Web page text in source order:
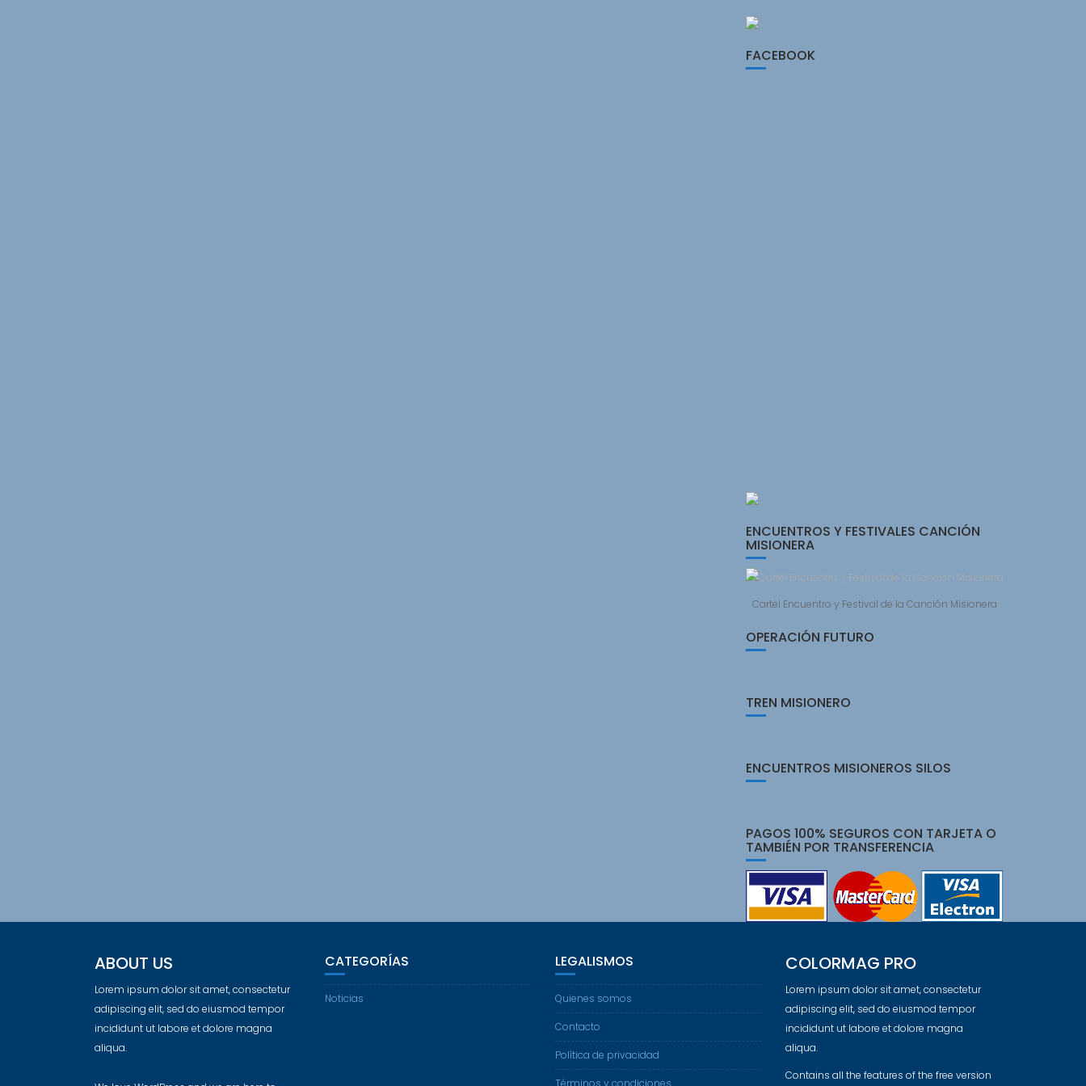
FACEBOOK
ENCUENTROS Y FESTIVALES CANCIÓN
MISIONERA
Cartel Encuentro y Festival de la Canción Misionera
OPERACIÓN FUTURO
TREN MISIONERO
ENCUENTROS MISIONEROS SILOS
PAGOS 100% SEGUROS CON TARJETA O
TAMBIÉN POR TRANSFERENCIA
ABOUT US
Lorem ipsum dolor sit amet, consectetur
adipiscing elit, sed do eiusmod tempor
incididunt ut labore et dolore magna
aliqua.
CATEGORÍAS
Noticias
LEGALISMOS
Quienes somos
Contacto
Política de privacidad
Términos y condiciones
COLORMAG PRO
Lorem ipsum dolor sit amet, consectetur
adipiscing elit, sed do eiusmod tempor
incididunt ut labore et dolore magna
aliqua.
Contains all the features of the free version